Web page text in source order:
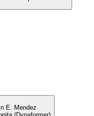
E. Mendez